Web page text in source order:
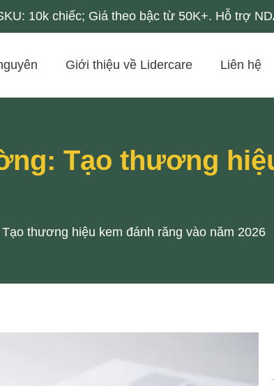
10k chiếc; Giá theo bậc từ 50K+. Hỗ trợ
Giới thiệu về Lidercare Liên hệ
Tạo thương
thương hiệu kem đánh răng vào năm 2026